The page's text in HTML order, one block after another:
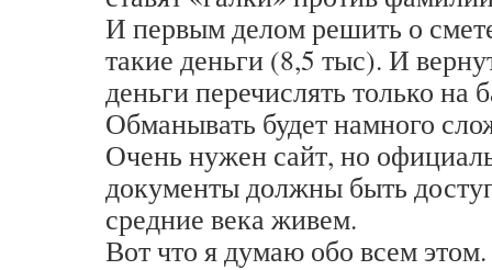
И первым делом решить о
такие деньги (8,5 тыс). И
деньги перечислять только на
Обманывать будет намного
Очень нужен сайт, но
документы должны быть
средние века живем.
Вот что я думаю обо всем этом.